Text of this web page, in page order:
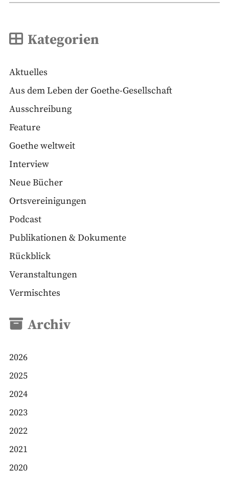
Kategorien
Aktuelles
Aus dem Leben der Goethe-Gesellschaft
Ausschreibung
Feature
Goethe weltweit
Interview
Neue Bücher
Ortsvereinigungen
Podcast
Publikationen & Dokumente
Rückblick
Veranstaltungen
Vermischtes
Archiv
2026
2025
2024
2023
2022
2021
2020